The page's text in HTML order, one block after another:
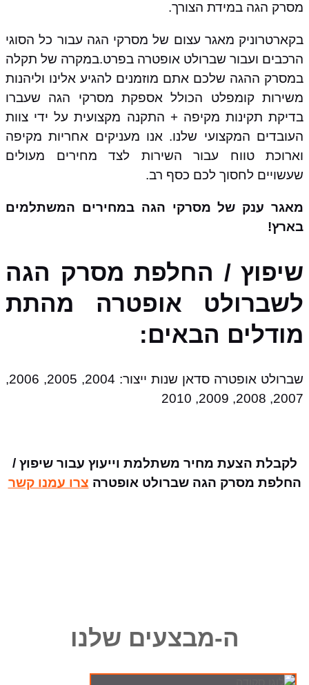
מסרק הגה במידת הצורך.
בקארטרוניק מאגר עצום של מסרקי הגה עבור כל הסוגי
הרכבים ועבור שברולט אופטרה בפרט.במקרה של תקלה
במסרק ההגה שלכם אתם מוזמנים להגיע אלינו וליהנות
משירות קומפלט הכולל אספקת מסרקי הגה שעברו
בדיקת תקינות מקיפה + התקנה מקצועית על ידי צוות
העובדים המקצועי שלנו. אנו מעניקים אחריות מקיפה
וארוכת טווח עבור השירות לצד מחירים מעולים
שעשויים לחסוך לכם כסף רב.
מאגר ענק של מסרקי הגה במחירים המשתלמים
בארץ!
שיפוץ / החלפת מסרק הגה
לשברולט אופטרה מהתת
מודלים הבאים:
שברולט אופטרה סדאן שנות ייצור: 2004, 2005, 2006,
2007, 2008, 2009, 2010
לקבלת הצעת מחיר משתלמת וייעוץ עבור שיפוץ /
החלפת מסרק הגה שברולט אופטרה צרו עמנו קשר
ה-מבצעים שלנו